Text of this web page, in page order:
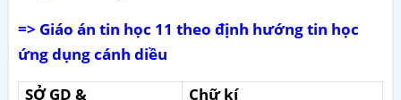
=> Giáo án tin học 11 theo định hướng tin học
ứng dụng cánh diều
SỞ GD &
Chữ kí